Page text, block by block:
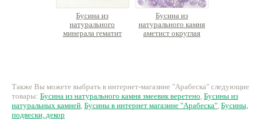
Бусина из
натурального
минерала гематит
Бусина из
натурального камня
аметист округлая
Также Вы можете выбрать в интернет-магазине "Арабеска" следующие
товары: Бусина из натурального камня змеевик веретено, Бусины из
натуральных камней, Бусины в интернет магазине "Арабеска", Бусины,
подвески, декор